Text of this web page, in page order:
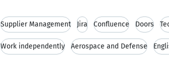
Supplier Management Jira Confluence Doors
Work independently Aerospace and Defense